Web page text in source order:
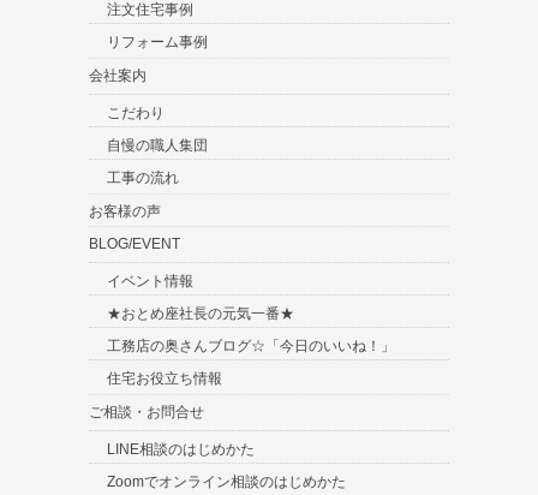
注文住宅事例
リフォーム事例
会社案内
こだわり
自慢の職人集団
工事の流れ
お客様の声
BLOG/EVENT
イベント情報
★おとめ座社長の元気一番★
工務店の奥さんブログ☆「今日のいいね！」
住宅お役立ち情報
ご相談・お問合せ
LINE相談のはじめかた
Zoomでオンライン相談のはじめかた